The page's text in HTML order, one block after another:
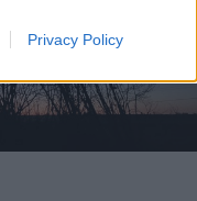
Privacy Policy